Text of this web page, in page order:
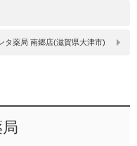
タ薬局 南郷店(滋賀県大津市)